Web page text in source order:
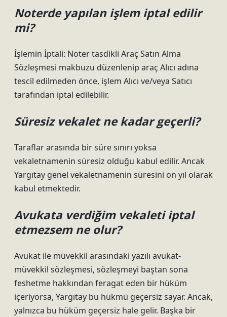
Noterde yapılan işlem iptal edilir
mi?
İşlemin İptali: Noter tasdikli Araç Satın Alma
Sözleşmesi makbuzu düzenlenip araç Alıcı adına
tescil edilmeden önce, işlem Alıcı ve/veya Satıcı
tarafından iptal edilebilir.
Süresiz vekalet ne kadar geçerli?
Taraflar arasında bir süre sınırı yoksa
vekaletnamenin süresiz olduğu kabul edilir. Ancak
Yargıtay genel vekaletnamenin süresini on yıl olarak
kabul etmektedir.
Avukata verdiğim vekaleti iptal
etmezsem ne olur?
Avukat ile müvekkil arasındaki yazılı avukat-
müvekkil sözleşmesi, sözleşmeyi baştan sona
feshetme hakkından feragat eden bir hüküm
içeriyorsa, Yargıtay bu hükmü geçersiz sayar. Ancak,
yalnızca bu hüküm geçersiz hale gelir. Başka bir